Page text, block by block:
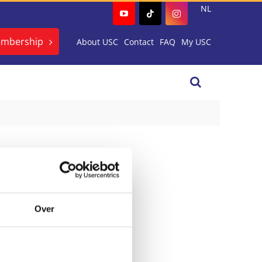
Over
NL
About USC Contact FAQ My USC